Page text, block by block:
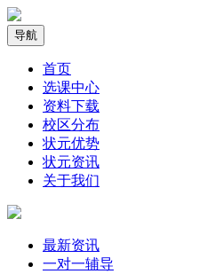
导航
首页
选课中心
资料下载
校区分布
状元优势
状元资讯
关于我们
最新资讯
一对一辅导